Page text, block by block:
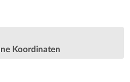
Koordinaten